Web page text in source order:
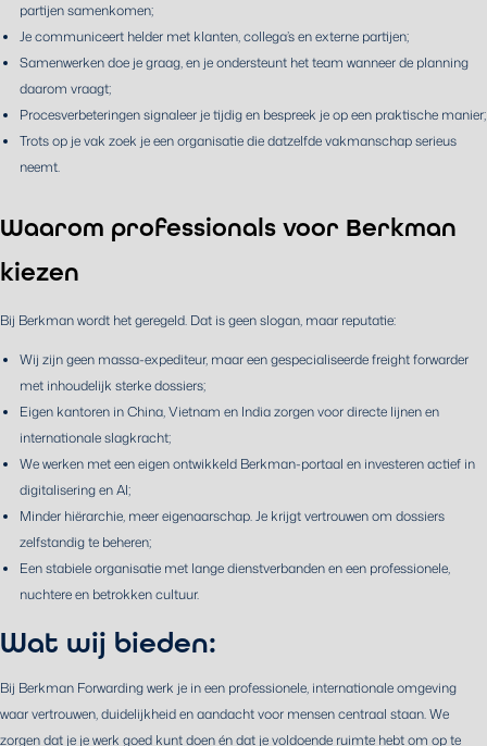
partijen samenkomen;
Je communiceert helder met klanten, collega’s en externe partijen;
Samenwerken doe je graag, en je ondersteunt het team wanneer de planning
daarom vraagt;
Procesverbeteringen signaleer je tijdig en bespreek je op een praktische manier;
Trots op je vak zoek je een organisatie die datzelfde vakmanschap serieus
neemt.
Waarom professionals voor Berkman
kiezen
Bij Berkman wordt het geregeld. Dat is geen slogan, maar reputatie:
Wij zijn geen massa-expediteur, maar een gespecialiseerde freight forwarder
met inhoudelijk sterke dossiers;
Eigen kantoren in China, Vietnam en India zorgen voor directe lijnen en
internationale slagkracht;
We werken met een eigen ontwikkeld Berkman-portaal en investeren actief in
digitalisering en AI;
Minder hiërarchie, meer eigenaarschap. Je krijgt vertrouwen om dossiers
zelfstandig te beheren;
Een stabiele organisatie met lange dienstverbanden en een professionele,
nuchtere en betrokken cultuur.
Wat wij bieden:
Bij Berkman Forwarding werk je in een professionele, internationale omgeving
waar vertrouwen, duidelijkheid en aandacht voor mensen centraal staan. We
zorgen dat je je werk goed kunt doen én dat je voldoende ruimte hebt om op te